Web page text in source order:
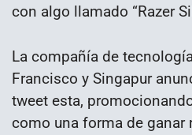
con algo llamado “Razer
La compañía de
Francisco y Singapur
tweet esta,
como una forma de ganar